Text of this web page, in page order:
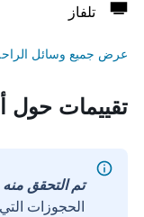
تلفاز
عرض جميع وسائل الراحة
تقييمات حول
تم التحقق منه 100%
الحجوزات